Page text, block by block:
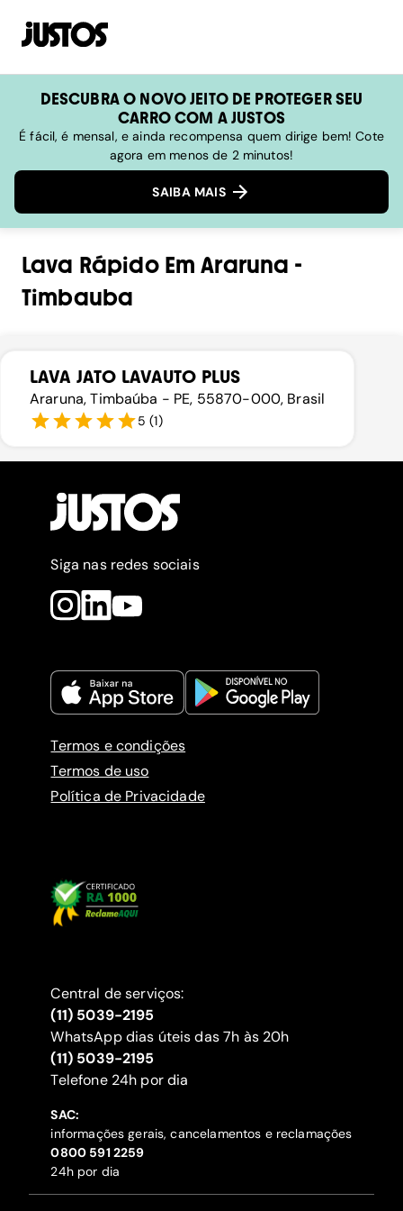
DESCUBRA O NOVO JEITO DE PROTEGER SEU
CARRO COM A JUSTOS
É fácil, é mensal, e ainda recompensa quem dirige bem! Cote
agora em menos de 2 minutos!
SAIBA MAIS
Lava RápidoEmAraruna -
Timbauba
LAVA JATO LAVAUTO PLUS
Araruna, Timbaúba - PE, 55870-000, Brasil
5 (1)
Siga nas redes sociais
Termos e condições
Termos de uso
Política de Privacidade
Central de serviços:
(11) 5039-2195
WhatsApp dias úteis das 7h às 20h
(11) 5039-2195
‍Telefone 24h por dia
SAC:
informações gerais, cancelamentos e reclamações
‍0800 591 2259
24h por dia